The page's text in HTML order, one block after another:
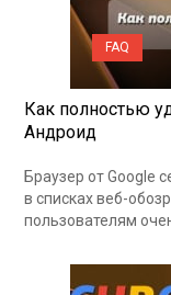
FAQ
Как полностью
Андроид
Браузер от Google
в списках веб-
пользователям